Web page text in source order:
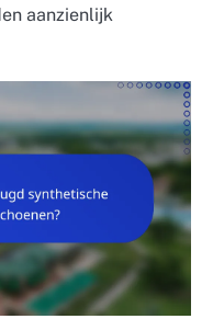
aanzienlijk